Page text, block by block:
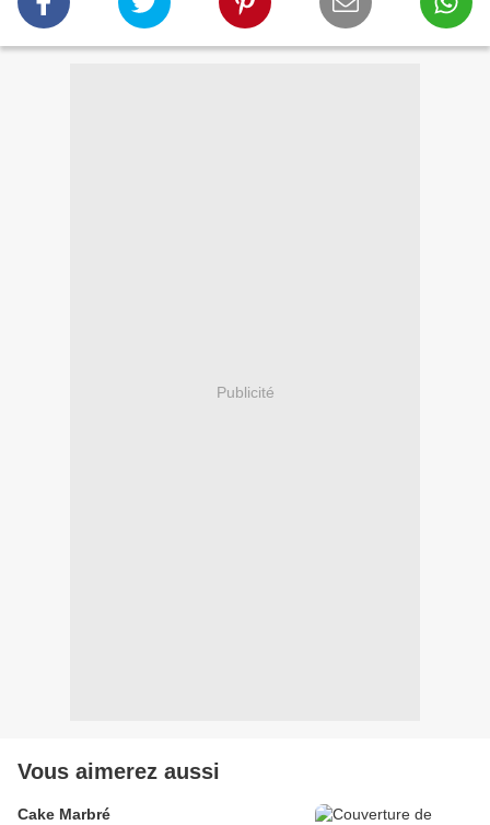
Publicité
Vous aimerez aussi
Cake Marbré